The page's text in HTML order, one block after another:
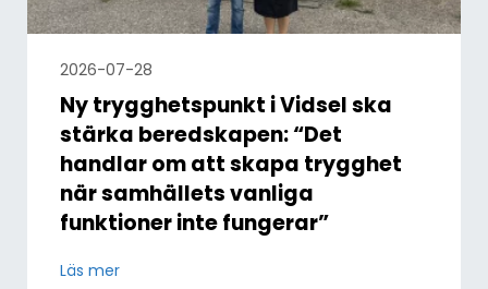
2026-07-28
Ny trygghetspunkt i Vidsel ska
stärka beredskapen: “Det
handlar om att skapa trygghet
när samhällets vanliga
funktioner inte fungerar”
Läs mer